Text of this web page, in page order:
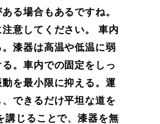
る場合もあるですね。
意してください。 車内
漆器は高温や低温に弱
。車内での固定をしっ
を最小限に抑える。運
できるだけ平坦な道を
講じることで、漆器を無